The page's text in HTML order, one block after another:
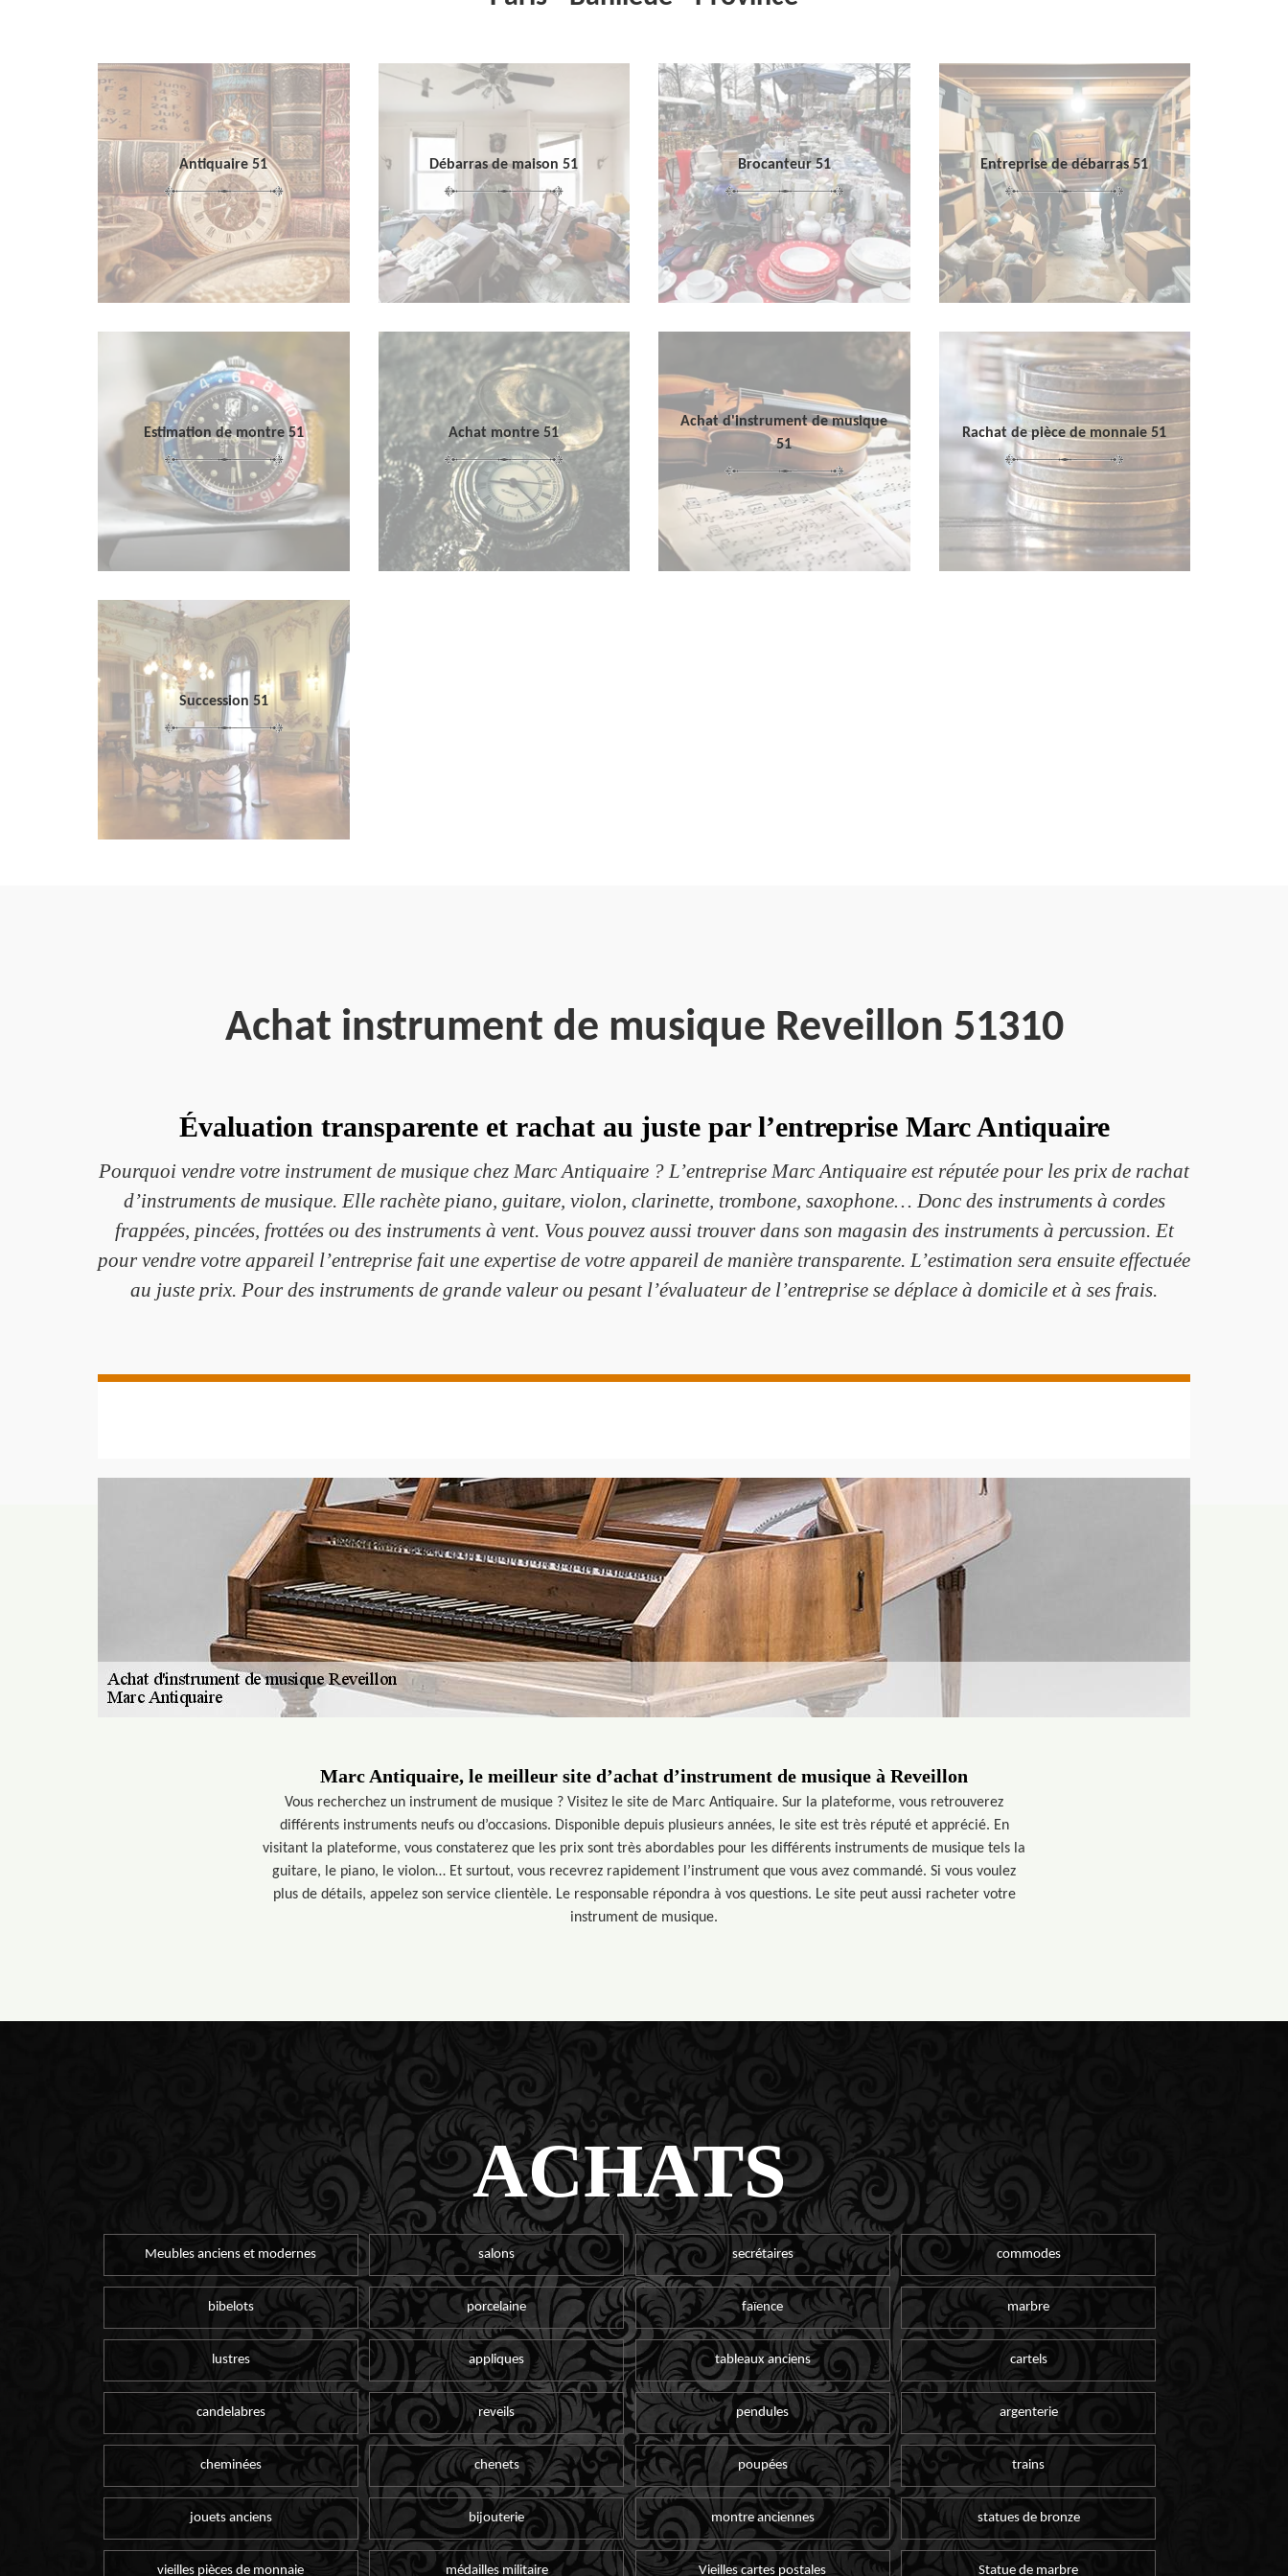
Antiquaire 51 Débarras de maison 51 Brocanteur 51 Entreprise de débarras 51
Estimation de montre 51 Achat montre 51
Achat d'instrument de musique
51
Rachat de pièce de monnaie 51
Succession 51
Achat instrument de musique Reveillon 51310
Évaluation transparente et rachat au juste par l’entreprise Marc Antiquaire
Pourquoi vendre votre instrument de musique chez Marc Antiquaire ? L’entreprise Marc Antiquaire est réputée pour les prix de rachat
d’instruments de musique. Elle rachète piano, guitare, violon, clarinette, trombone, saxophone… Donc des instruments à cordes
frappées, pincées, frottées ou des instruments à vent. Vous pouvez aussi trouver dans son magasin des instruments à percussion. Et
pour vendre votre appareil l’entreprise fait une expertise de votre appareil de manière transparente. L’estimation sera ensuite effectuée
au juste prix. Pour des instruments de grande valeur ou pesant l’évaluateur de l’entreprise se déplace à domicile et à ses frais.
Marc Antiquaire, le meilleur site d’achat d’instrument de musique à Reveillon
Vous recherchez un instrument de musique ? Visitez le site de Marc Antiquaire. Sur la plateforme, vous retrouverez
différents instruments neufs ou d’occasions. Disponible depuis plusieurs années, le site est très réputé et apprécié. En
visitant la plateforme, vous constaterez que les prix sont très abordables pour les différents instruments de musique tels la
guitare, le piano, le violon… Et surtout, vous recevrez rapidement l’instrument que vous avez commandé. Si vous voulez
plus de détails, appelez son service clientèle. Le responsable répondra à vos questions. Le site peut aussi racheter votre
instrument de musique.
ACHATS
Meubles anciens et modernes salons secrétaires commodes
bibelots porcelaine faïence marbre
lustres appliques tableaux anciens cartels
candelabres reveils pendules argenterie
cheminées chenets poupées trains
jouets anciens bijouterie montre anciennes statues de bronze
vieilles pièces de monnaie médailles militaire Vieilles cartes postales Statue de marbre